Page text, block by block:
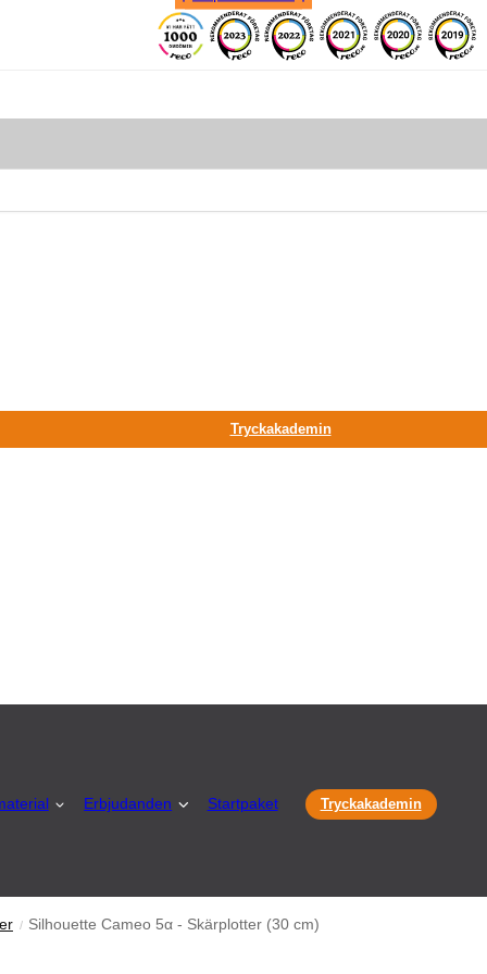
Tryckakademin
Erbjudanden Startpaket Tryckakademin
Silhouette Cameo 5α - Skärplotter (30 cm)